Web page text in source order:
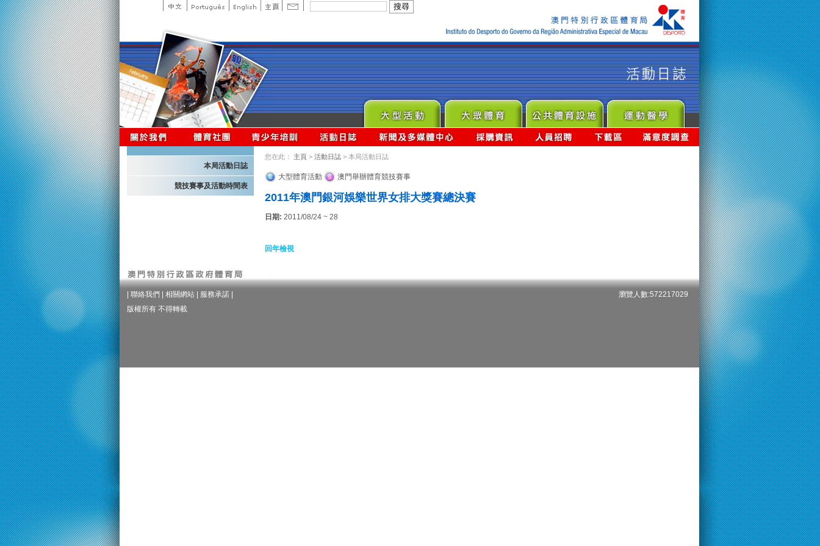
本局活動日誌
競技賽事及活動時間表
您在此： 主頁 > 活動日誌 > 本局活動日誌
大型體育活動 澳門舉辦體育競技賽事
2011年澳門銀河娛樂世界女排大獎賽總決賽
日期: 2011/08/24 ~ 28
回年檢視
聯絡我們 相關網站 服務承諾
版權所有 不得轉載
瀏覽人數:572217029